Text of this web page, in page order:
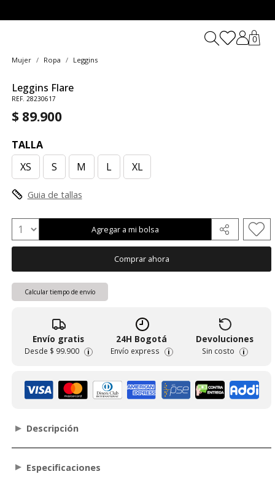
0
Mujer Ropa Leggins
Leggins Flare
REF. 28230617
$ 89.900
TALLA
XS
S M L XL
Guia de tallas
Agregar a mi bolsa
Comprar ahora
Calcular tiempo de envío
Envío gratis
Desde $ 99.900 i
24H Bogotá
Envío express i
Devoluciones
Sin costo i
Descripción
Especificaciones